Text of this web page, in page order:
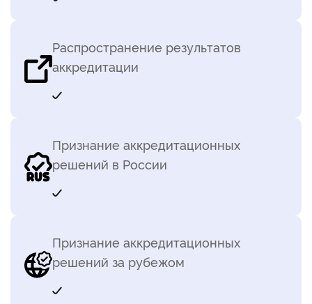
Распространение результатов
аккредитации
Признание аккредитационных
решений в России
Признание аккредитационных
решений за рубежом